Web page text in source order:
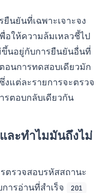
นยันที่เฉพาะเจาะจง
พื่อให้ความล้มเหลวชี้ไป
ขึ้นอยู่กับการยืนยันอื่นที่
อนการทดสอบเดียวมัก
แต่ละรายการจะตรวจ
ตอบกลับเดียวกัน
ละทำไมมันถึงไม่
ตรวจสอบรหัสสถานะ
ารอ่านที่สำเร็จ 201